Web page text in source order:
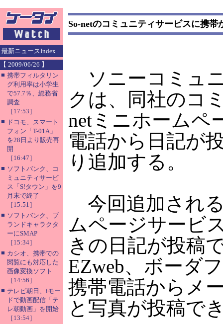
最新ニュースIndex
【 2009/06/26 】
■ 携帯フィルタリン
グ利用率は小学生
で57.7％、総務省
調査
［17:53］
■ ドコモ、スマート
フォン「T-01A」
を28日より販売再
開
［16:47］
■ ソフトバンク、コ
ミュニティサービ
ス「S!タウン」を9
月末で終了
［15:51］
■ ソフトバンク、ブ
ランドキャラクタ
ーにSMAP
［15:34］
■ カシオ、携帯での
閲覧にも対応した
画像変換ソフト
［14:56］
■ テレビ朝日、iモー
ドで動画配信「テ
レ朝動画」を開始
［13:54］
So-netのコミュニティサービスに携帯
ソニーコミュ
クは、同社のコ
netミニホームペ
電話から日記が
り追加する。
今回追加され
ムページサービ
きの日記が投稿
EZweb、ボーダ
携帯電話からメ
と写真が投稿で